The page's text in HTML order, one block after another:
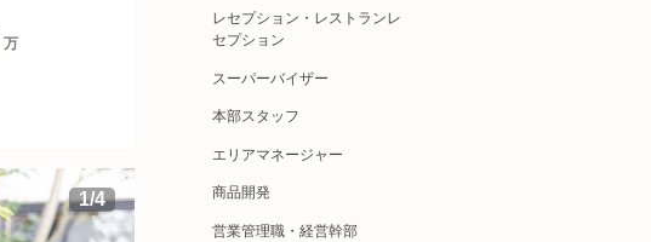
1/4
レセプション・レストランレ
セプション
スーパーバイザー
本部スタッフ
エリアマネージャー
商品開発
営業管理職・経営幹部